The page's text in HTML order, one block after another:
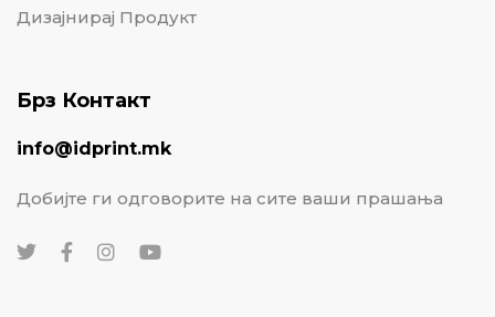
Дизајнирај Продукт
Брз Контакт
info@idprint.mk
Добијте ги одговорите на сите ваши прашања